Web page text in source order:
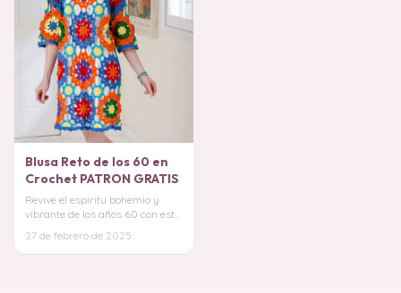
Blusa Reto de los 60 en
Crochet PATRON GRATIS
Revive el espíritu bohemio y
vibrante de los años 60 con esta
inspirada
27 de febrero de 2025